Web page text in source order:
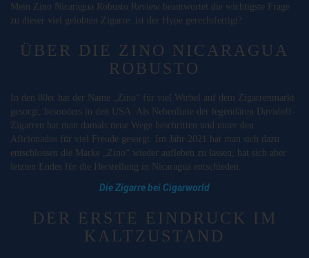
Mein Zino Nicaragua Robusto Review beantwortet die wichtigste Frage
zu dieser viel gelobten Zigarre: ist der Hype gerechtfertigt?
ÜBER DIE ZINO NICARAGUA
ROBUSTO
In den 80er hat der Name „Zino“ für viel Wirbel auf dem Zigarrenmarkt
gesorgt, besonders in den USA. Als Nebenlinie der legendären Davidoff-
Zigarren hat man damals neue Wege beschritten und unter den
Aficionados für viel Freude gesorgt. Im Jahr 2021 hat man sich dazu
entschlossen die Marke „Zino“ wieder aufleben zu lassen, hat sich aber
letzten Endes für die Herstellung in Nicaragua entschieden.
Die Zigarre bei Cigarworld
DER ERSTE EINDRUCK IM
KALTZUSTAND